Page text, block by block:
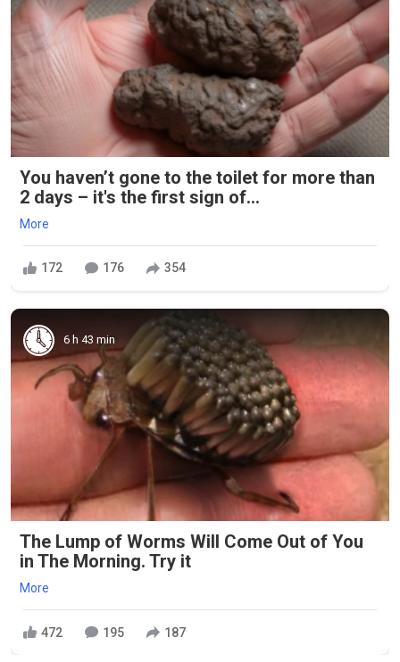
You haven’t gone to the toilet for more than
2 days – it's the first sign of...
More
172 176 354
6 h 43 min
The Lump of Worms Will Come Out of You
in The Morning. Try it
More
472 195 187